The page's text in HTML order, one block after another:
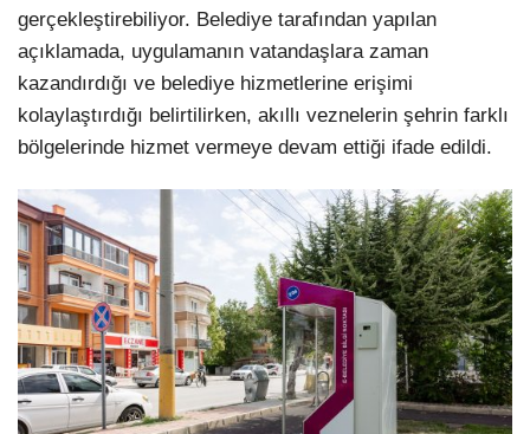
gerçekleştirebiliyor. Belediye tarafından yapılan
açıklamada, uygulamanın vatandaşlara zaman
kazandırdığı ve belediye hizmetlerine erişimi
kolaylaştırdığı belirtilirken, akıllı veznelerin şehrin farklı
bölgelerinde hizmet vermeye devam ettiği ifade edildi.